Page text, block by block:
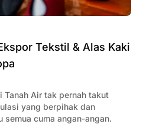
Tekstil & Alas Kaki
Air tak pernah takut
yang berpihak dan
cuma angan-angan.